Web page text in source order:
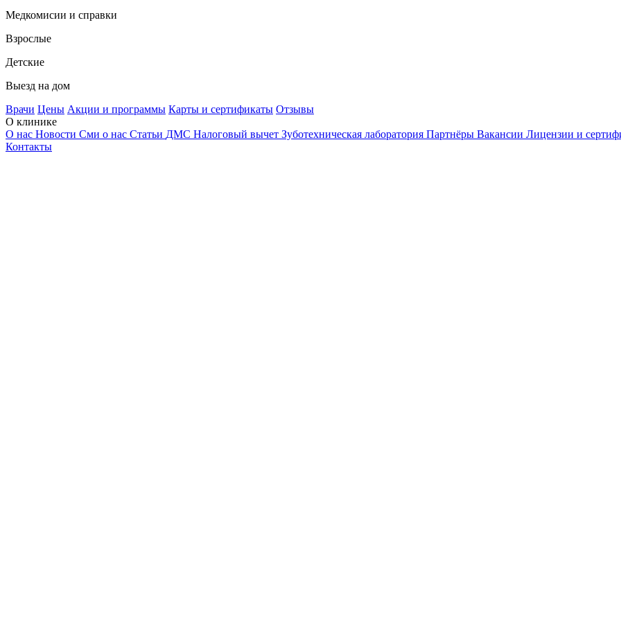
Медкомисии и справки
Взрослые
Детские
Выезд на дом
Врачи Цены Акции и программы Карты и сертификаты Отзывы
О клинике
О нас Новости Сми о нас Статьи ДМС Налоговый вычет Зуботехническая лаборатория Партнёры Вакансии Лицензии и
Контакты